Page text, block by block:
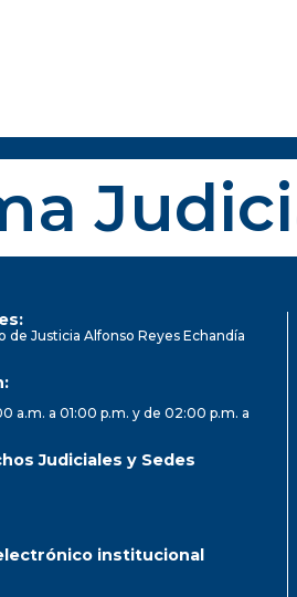
de Justicia Alfonso Reyes Echandía
a.m. a 01:00 p.m. y de 02:00 p.m. a
Judiciales y Sedes
institucional